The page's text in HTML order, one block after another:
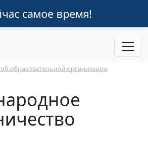
самое время!
образовательной организации